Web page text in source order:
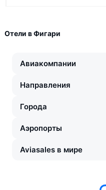
Отели в Фигари
Авиакомпании
Направления
Города
Аэропорты
Aviasales в мире